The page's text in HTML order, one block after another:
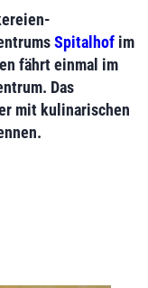
Spitalhof im
fährt einmal im
Das
mit kulinarischen